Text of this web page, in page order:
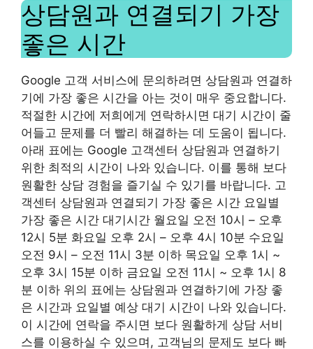
상담원과 연결되기 가장
좋은 시간
Google 고객 서비스에 문의하려면 상담원과 연결하
기에 가장 좋은 시간을 아는 것이 매우 중요합니다.
적절한 시간에 저희에게 연락하시면 대기 시간이 줄
어들고 문제를 더 빨리 해결하는 데 도움이 됩니다.
아래 표에는 Google 고객센터 상담원과 연결하기
위한 최적의 시간이 나와 있습니다. 이를 통해 보다
원활한 상담 경험을 즐기실 수 있기를 바랍니다. 고
객센터 상담원과 연결되기 가장 좋은 시간 요일별
가장 좋은 시간 대기시간 월요일 오전 10시 – 오후
12시 5분 화요일 오후 2시 – 오후 4시 10분 수요일
오전 9시 – 오전 11시 3분 이하 목요일 오후 1시 ~
오후 3시 15분 이하 금요일 오전 11시 ~ 오후 1시 8
분 이하 위의 표에는 상담원과 연결하기에 가장 좋
은 시간과 요일별 예상 대기 시간이 나와 있습니다.
이 시간에 연락을 주시면 보다 원활하게 상담 서비
스를 이용하실 수 있으며, 고객님의 문제도 보다 빠